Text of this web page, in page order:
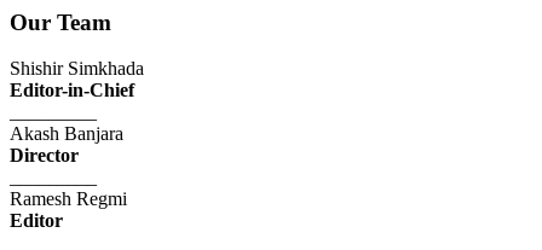
Our Team
Shishir Simkhada
Editor-in-Chief
Akash Banjara
Director
Ramesh Regmi
Editor